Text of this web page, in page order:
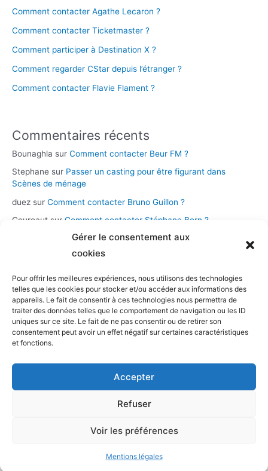
Gérer le consentement aux
cookies
Pour offrir les meilleures expériences, nous utilisons des technologies
telles que les cookies pour stocker et/ou accéder aux informations des
appareils. Le fait de consentir à ces technologies nous permettra de
traiter des données telles que le comportement de navigation ou les ID
uniques sur ce site. Le fait de ne pas consentir ou de retirer son
consentement peut avoir un effet négatif sur certaines caractéristiques
et fonctions.
Accepter
Refuser
Voir les préférences
Mentions légales
Comment contacter Agathe Lecaron ?
Comment contacter Ticketmaster ?
Comment participer à Destination X ?
Comment regarder CStar depuis l’étranger ?
Comment contacter Flavie Flament ?
Commentaires récents
Bounaghla sur Comment contacter Beur FM ?
Stephane sur Passer un casting pour être figurant dans
Scènes de ménage
duez sur Comment contacter Bruno Guillon ?
Coureaut sur Comment contacter Stéphane Bern ?
Comment contacter la chaîne Novo 19 ?
Catégories
Assistance et démarches
Casting et participation
Musique et streaming
Copyright © 2026 TV production |Contacter tv-production